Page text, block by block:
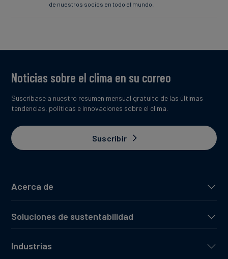
de nuestros socios en todo el mundo.
Acerca de
Soluciones de sustentabilidad
Industrias
Noticias sobre el clima en su correo
Suscríbase a nuestro resumen mensual gratuito de las últimas
tendencias, políticas e innovaciones sobre el clima.
Suscribir